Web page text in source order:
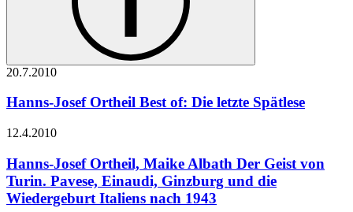
20.7.2010
Hanns-Josef Ortheil Best of: Die letzte Spätlese
12.4.2010
Hanns-Josef Ortheil, Maike Albath Der Geist von
Turin. Pavese, Einaudi, Ginzburg und die
Wiedergeburt Italiens nach 1943